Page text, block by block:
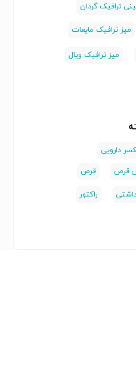
ترافیک گردان
میز ترافیک مایعات
میز ترافیک ویال
دارویی
قرص قرص
راکتور